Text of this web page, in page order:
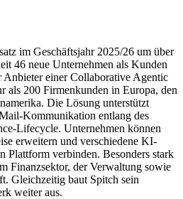
im Geschäftsjahr 2025/26 um über
46 neue Unternehmen als Kunden
Anbieter einer Collaborative Agentic
als 200 Firmenkunden in Europa, den
Die Lösung unterstützt
Kommunikation entlang des
Lifecycle. Unternehmen können
erweitern und verschiedene KI-
Plattform verbinden. Besonders stark
Finanzsektor, der Verwaltung sowie
Gleichzeitig baut Spitch sein
weiter aus.